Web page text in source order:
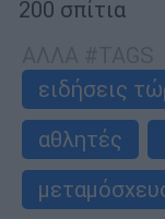
200 σπίτια
ειδήσεις
αθλητές